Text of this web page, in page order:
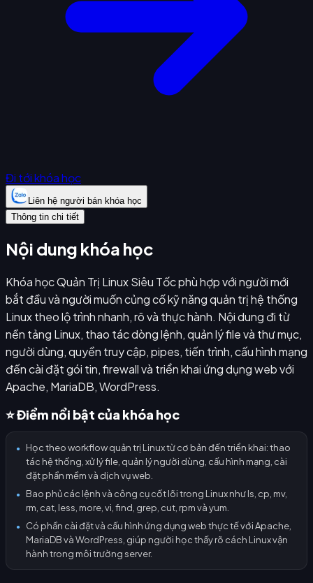
Đi tới khóa học
Liên hệ người bán khóa học
Thông tin chi tiết
Nội dung khóa học
Khóa học Quản Trị Linux Siêu Tốc phù hợp với người mới
bắt đầu và người muốn củng cố kỹ năng quản trị hệ thống
Linux theo lộ trình nhanh, rõ và thực hành. Nội dung đi từ
nền tảng Linux, thao tác dòng lệnh, quản lý file và thư mục,
người dùng, quyền truy cập, pipes, tiến trình, cấu hình mạng
đến cài đặt gói tin, firewall và triển khai ứng dụng web với
Apache, MariaDB, WordPress.
⭐ Điểm nổi bật của khóa học
●
Học theo workflow quản trị Linux từ cơ bản đến triển khai: thao
tác hệ thống, xử lý file, quản lý người dùng, cấu hình mạng, cài
đặt phần mềm và dịch vụ web.
●
Bao phủ các lệnh và công cụ cốt lõi trong Linux như ls, cp, mv,
rm, cat, less, more, vi, find, grep, cut, rpm và yum.
●
Có phần cài đặt và cấu hình ứng dụng web thực tế với Apache,
MariaDB và WordPress, giúp người học thấy rõ cách Linux vận
hành trong môi trường server.